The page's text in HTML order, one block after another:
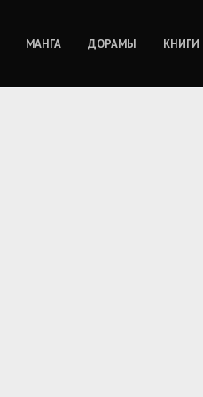
МАНГА ДОРАМЫ КНИГИ